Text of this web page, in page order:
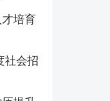
培育
社会招